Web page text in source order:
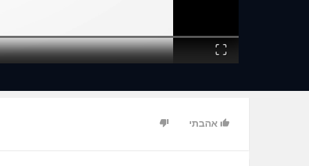
אהבתי